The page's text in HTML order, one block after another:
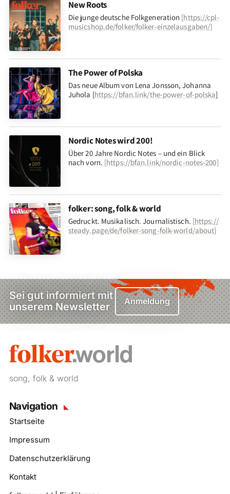
New Roots
Die junge deutsche Folkgeneration [https://cpl-
musicshop.de/folker/folker-einzelausgaben/]
The Power of Polska
Das neue Album von Lena Jonsson, Johanna
Juhola [https://bfan.link/the-power-of-polska]
Nordic Notes wird 200!
Über 20 Jahre Nordic Notes – und ein Blick
nach vorn. [https://bfan.link/nordic-notes-200]
folker: song, folk & world
Gedruckt. Musikalisch. Journalistisch. [https://
steady.page/de/folker-song-folk-world/about]
Sei gut informiert mit
unserem Newsletter
Anmeldung
song, folk & world
Navigation
Startseite
Impressum
Datenschutzerklärung
Kontakt